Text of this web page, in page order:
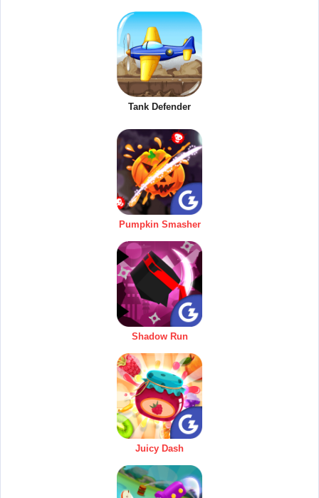
Tank Defender
Pumpkin Smasher
Shadow Run
Juicy Dash